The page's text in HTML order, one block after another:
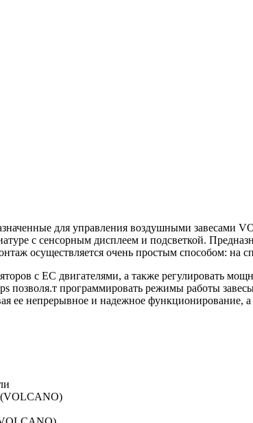
для управления воздушными завесами
с сенсорным дисплеем и подсветкой.
осуществляется очень простым способом: на
с ЕС двигателями, а также регулировать
позволя.т программировать режимы работы
ее непрерывное и надежное функционирование,
(VOLCANO)